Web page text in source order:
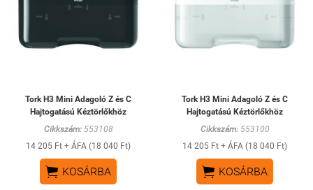
Tork H3 Mini Adagoló Z és C
Hajtogatású Kéztörlőkhöz
Cikkszám:553108
14 205 Ft + ÁFA (18 040 Ft)
 KOSÁRBA
Tork H3 Mini Adagoló Z és C
Hajtogatású Kéztörlőkhöz
Cikkszám:553100
14 205 Ft + ÁFA (18 040 Ft)
 KOSÁRBA